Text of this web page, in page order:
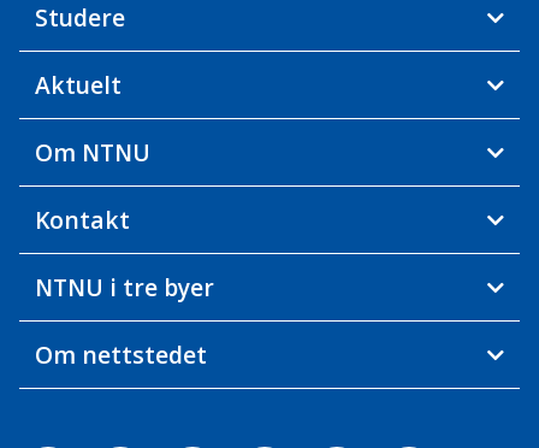
Studere
Aktuelt
Om NTNU
Kontakt
NTNU i tre byer
Om nettstedet